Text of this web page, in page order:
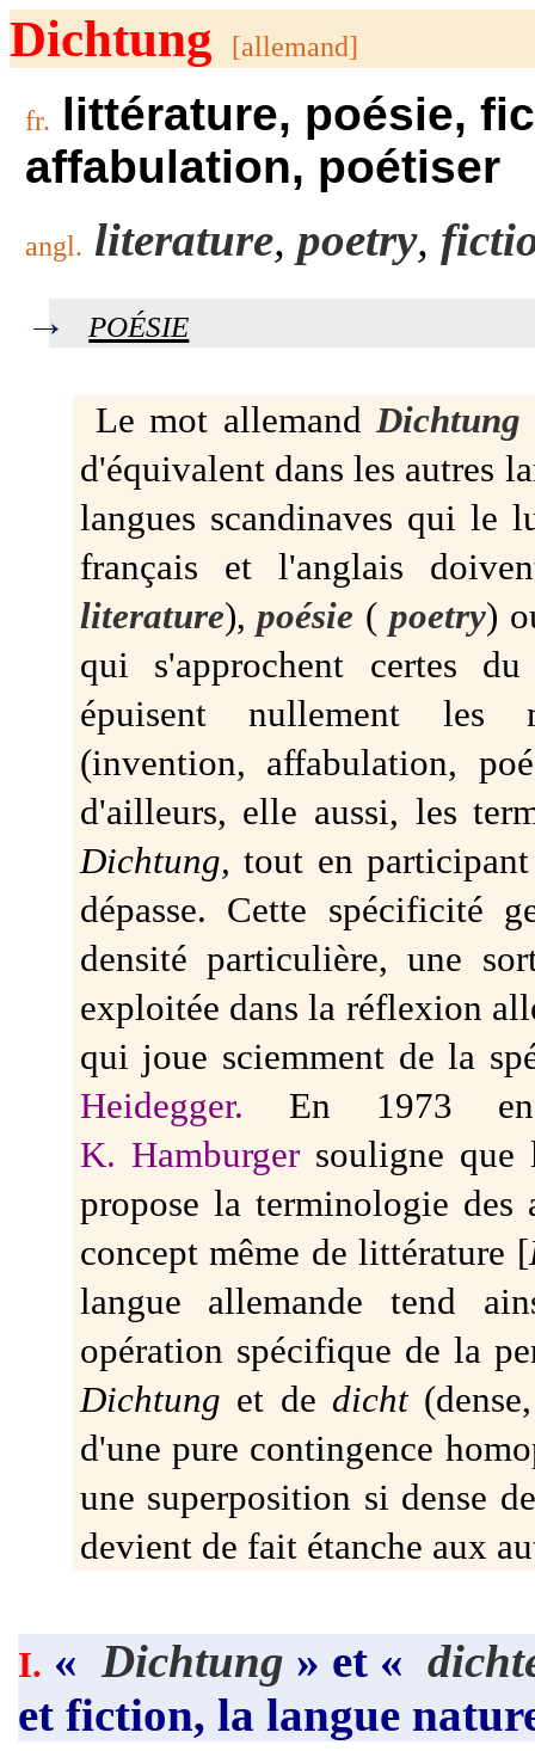
Dichtung [allemand]
fr. littérature, poésie,
affabulation, poétiser
angl. literature, poetry,
→ poésie
Le mot allemand Dichtung
d'équivalent dans les autres
langues scandinaves qui le
français et l'anglais
literature),poésie ( poetry)
qui s'approchent certes
épuisent nullement les
(invention, affabulation,
d'ailleurs, elle aussi, les
Dichtung, tout en
dépasse. Cette spécificité
densité particulière, une
exploitée dans la réflexion
qui joue sciemment de la
Heidegger. En 1973
K. Hamburgersouligne que
propose la terminologie des
concept même de littérature [
langue allemande tend
opération spécifique de la
Dichtung et de dicht
d'une pure contingence
une superposition si dense
devient de fait étanche aux
I. « Dichtung » et «
et fiction, la langue